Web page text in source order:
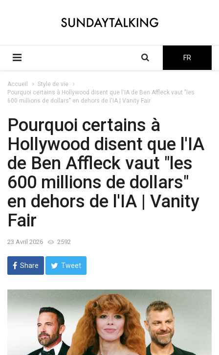
FR
Accueil
Style de vie
Pourquoi certains à Hollywood disent que l'IA de Ben Affleck vaut "les
600 millions de dollars" en dehors de l'IA | Vanity Fair
Pourquoi certains à
Hollywood disent que l'IA
de Ben Affleck vaut "les
600 millions de dollars"
en dehors de l'IA | Vanity
Fair
23 Avril 2026 2592
Share Tweet